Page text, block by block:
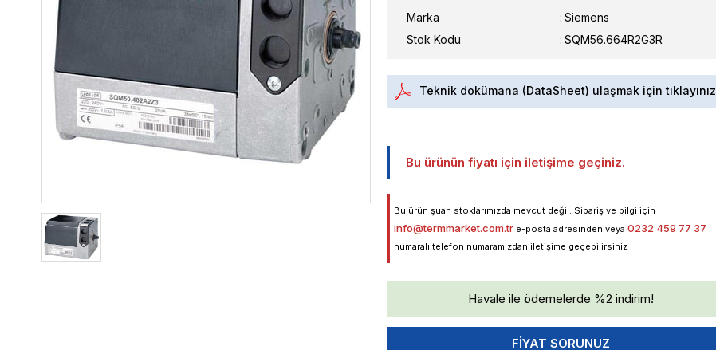
Marka : Siemens
Stok Kodu
SQM56.664R2G3R
Teknik dokümana (DataSheet) ulaşmak için tıklayınız
Bu ürünün fiyatı için iletişime geçiniz.
Bu ürün şuan stoklarımızda mevcut değil. Sipariş ve bilgi için
info@termmarket.com.tr e-posta adresinden veya 0232 459 77 37
numaralı telefon numaramızdan iletişime geçebilirsiniz
Havale ile ödemelerde %2 indirim!